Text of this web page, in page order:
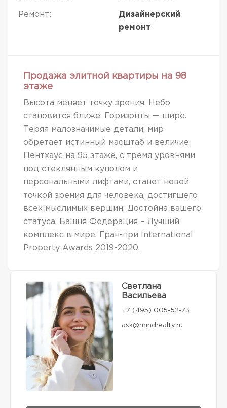
Ремонт:
Дизайнерский
ремонт
Продажа элитной квартиры на 98
этаже
Высота меняет точку зрения. Небо
становится ближе. Горизонты — шире.
Теряя малозначимые детали, мир
обретает истинный масштаб и величие.
Пентхаус на 95 этаже, с тремя уровнями
под стеклянным куполом и
персональными лифтами, станет новой
точкой зрения для человека, достигшего
всех мыслимых вершин. Достойна вашего
статуса. Башня Федерация – Лучший
комплекс в мире. Гран-при International
Property Awards 2019-2020.
Светлана
Васильева
+7 (495) 005-52-73
ask@mindrealty.ru